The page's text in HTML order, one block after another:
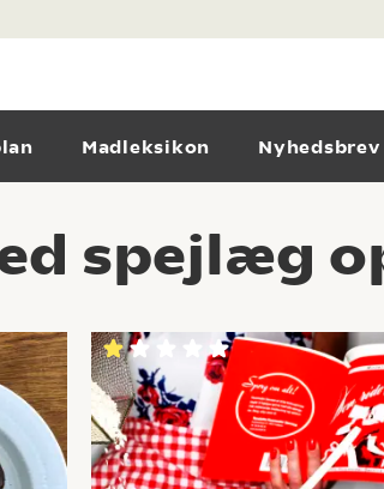
Madleksikon Nyhedsbrev
spejlæg